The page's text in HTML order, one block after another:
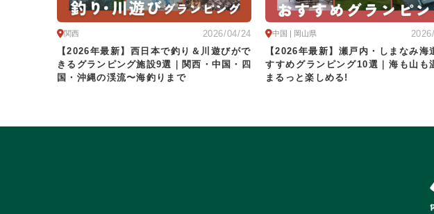
条件をクリア
2026/04/24
関西
【2026年最新】西日本で釣り＆川遊びがで
きるグランピング施設9選｜関西・中国・四
国・沖縄の渓流〜海釣りまで
中国 | 岡山県
【2026年最新】瀬戸内・しまなみ海
すすめグランピング10選｜海も山も
まるっと楽しめる!